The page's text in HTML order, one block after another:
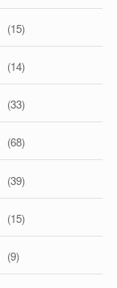
(15)
(14)
(33)
(68)
(39)
(15)
(9)